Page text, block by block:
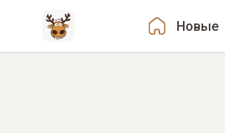
Новые